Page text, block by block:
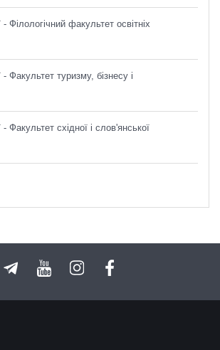
- Філологічний факультет освітніх
- Факультет туризму, бізнесу і
- Факультет східної і слов'янської